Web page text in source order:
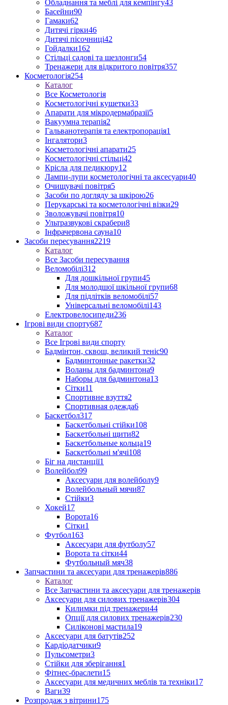
Обладнання та меблі для кемпінгу43
Басейни90
Гамаки62
Дитячі гірки46
Дитячі пісочниці42
Гойдалки162
Стільці садові та шезлонги54
Тренажери для відкритого повітря357
Косметологія254
Каталог
Все Косметологія
Косметологічні кушетки33
Апарати для мікродермабразії5
Вакуумна терапія2
Гальванотерапія та електропорація1
Інгалятори3
Косметологічні апарати25
Косметологічні стільці42
Крісла для педикюру12
Лампи-лупи косметологічні та аксесуари40
Очищувачі повітря5
Засоби по догляду за шкірою26
Перукарські та косметологічні візки29
Зволожувачі повітря10
Ультразвукові скрабери8
Інфрачервона сауна10
Засоби пересування2219
Каталог
Все Засоби пересування
Веломобілі312
Для дошкільної групи45
Для молодшої шкільної групи68
Для підлітків веломобілі57
Універсальні веломобілі143
Електровелосипеди236
Ігрові види спорту687
Каталог
Все Ігрові види спорту
Бадмінтон, сквош, великий теніс90
Бадминтонные ракетки32
Воланы для бадминтона9
Наборы для бадминтона13
Сітки11
Спортивне взуття2
Спортивная одежда6
Баскетбол317
Баскетбольні стійки108
Баскетбольні щити82
Баскетбольные кольца19
Баскетбольні м'ячі108
Біг на дистанції1
Волейбол99
Аксесуари для волейболу9
Волейбольный мячи87
Стійки3
Хокей17
Ворота16
Сітки1
Футбол163
Аксесуари для футболу57
Ворота та сітки44
Футбольный мяч38
Запчастини та аксесуари для тренажерів886
Каталог
Все Запчастини та аксесуари для тренажерів
Аксесуари для силових тренажерів304
Килимки під тренажери44
Опції для силових тренажерів230
Силіконові мастила19
Аксесуари для батутів252
Кардіодатчики9
Пульсометри3
Стійки для зберігання1
Фітнес-браслети15
Аксесуари для медичних меблів та техніки17
Ваги39
Розпродаж з вітрини175